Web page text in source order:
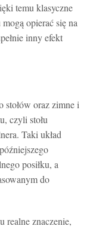
temu klasyczne
opierać się na
inny efekt
stołów oraz zimne i
czyli stołu
Taki układ
posiłku, a
do
realne znaczenie,